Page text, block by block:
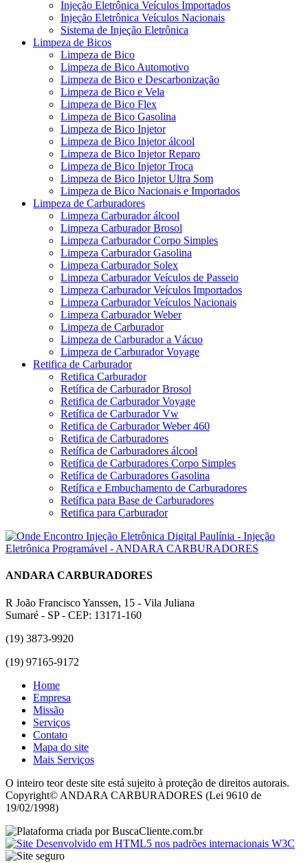
Injeção Eletrônica Veículos Importados
Injeção Eletrônica Veículos Nacionais
Sistema de Injeção Eletrônica
Limpeza de Bicos
Limpeza de Bico
Limpeza de Bico Automotivo
Limpeza de Bico e Descarbonização
Limpeza de Bico e Vela
Limpeza de Bico Flex
Limpeza de Bico Gasolina
Limpeza de Bico Injetor
Limpeza de Bico Injetor álcool
Limpeza de Bico Injetor Reparo
Limpeza de Bico Injetor Troca
Limpeza de Bico Injetor Ultra Som
Limpeza de Bico Nacionais e Importados
Limpeza de Carburadores
Limpeza Carburador álcool
Limpeza Carburador Brosol
Limpeza Carburador Corpo Simples
Limpeza Carburador Gasolina
Limpeza Carburador Solex
Limpeza Carburador Veículos de Passeio
Limpeza Carburador Veículos Importados
Limpeza Carburador Veículos Nacionais
Limpeza Carburador Weber
Limpeza de Carburador
Limpeza de Carburador a Vácuo
Limpeza de Carburador Voyage
Retifica de Carburador
Retifica Carburador
Retífica de Carburador Brosol
Retifica de Carburador Voyage
Retífica de Carburador Vw
Retifica de Carburador Weber 460
Retifica de Carburadores
Retífica de Carburadores álcool
Retífica de Carburadores Corpo Simples
Retífica de Carburadores Gasolina
Retífica e Embuchamento de Carburadores
Retífica para Base de Carburadores
Retifica para Carburador
ANDARA CARBURADORES
R João Francisco Yanssen, 15 - Vila Juliana
Sumaré - SP - CEP: 13171-160
(19) 3873-9920
(19) 97165-9172
Home
Empresa
Missão
Serviços
Contato
Mapa do site
Mais Serviços
O inteiro teor deste site está sujeito à proteção de direitos autorais.
Copyright© ANDARA CARBURADORES (Lei 9610 de
19/02/1998)